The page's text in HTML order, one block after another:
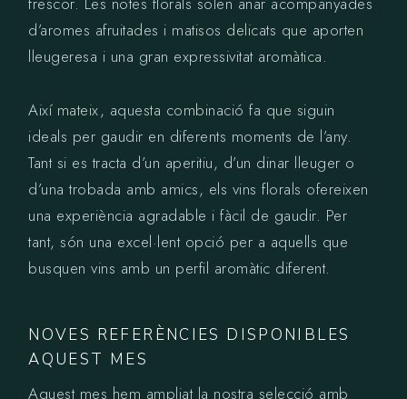
d’aromes afruitades i matisos delicats que aporten
lleugeresa i una gran expressivitat aromàtica.
Així mateix, aquesta combinació fa que siguin
ideals per gaudir en diferents moments de l’any.
Tant si es tracta d’un aperitiu, d’un dinar lleuger o
d’una trobada amb amics, els vins florals ofereixen
una experiència agradable i fàcil de gaudir. Per
tant, són una excel·lent opció per a aquells que
busquen vins amb un perfil aromàtic diferent.
NOVES REFERÈNCIES DISPONIBLES
AQUEST MES
Aquest mes hem ampliat la nostra selecció amb